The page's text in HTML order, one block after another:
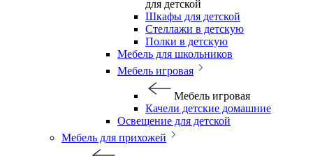
для детской
Шкафы для детской
Стеллажи в детскую
Полки в детскую
Мебель для школьников
Мебель игровая
Мебель игровая
Качели детские домашние
Освещение для детской
Мебель для прихожей